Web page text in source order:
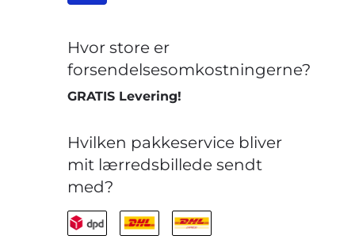
Hvor store er
forsendelsesomkostningerne?
GRATIS Levering!
Hvilken pakkeservice bliver
mit lærredsbillede sendt
med?